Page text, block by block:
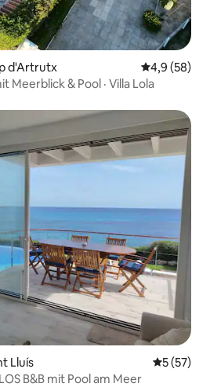
d'Artrutx
4,9 (58)
Meerblick & Pool · Villa Lola
Lluís
5 (57)
B&B mit Pool am Meer